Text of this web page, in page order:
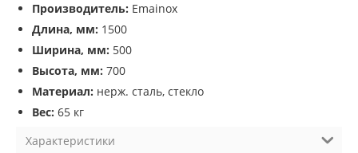
Производитель: Emainox
Длина, мм: 1500
Ширина, мм: 500
Высота, мм: 700
Материал: нерж. сталь, стекло
Вес: 65 кг
Характеристики